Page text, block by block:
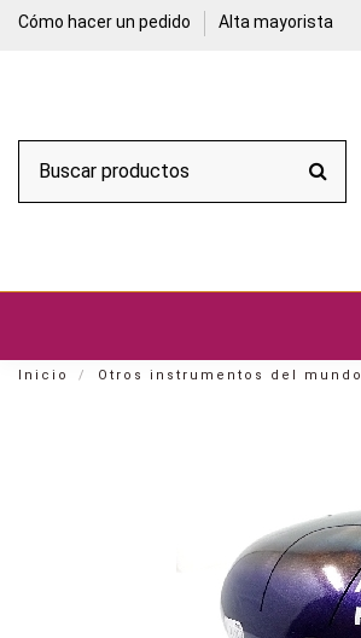
Cómo hacer un pedido Alta mayorista
Inicio Otros instrumentos del mundo